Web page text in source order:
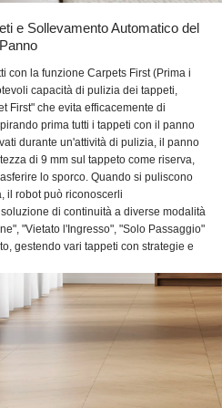
e Sollevamento Automatico del
Panno
con la funzione Carpets First (Prima i
capacità di pulizia dei tappeti,
First" che evita efficacemente di
prima tutti i tappeti con il panno
durante un'attività di pulizia, il panno
di 9 mm sul tappeto come riserva,
lo sporco. Quando si puliscono
il robot può riconoscerli
di continuità a diverse modalità
"Vietato l'Ingresso", "Solo Passaggio"
gestendo vari tappeti con strategie e